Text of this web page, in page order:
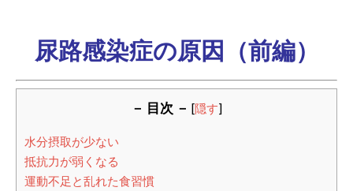
尿路感染症の原因（前編）
－ 目次 － [隠す]
水分摂取が少ない
抵抗力が弱くなる
運動不足と乱れた食習慣